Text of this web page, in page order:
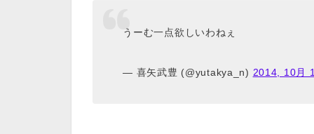
うーむ一点欲しいわねぇ
— 喜矢武豊 (@yutakya_n) 2014, 10月